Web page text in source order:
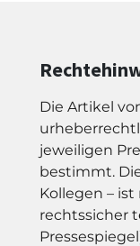
Die Artikel
jeweiligen
bestimmt.
Kollegen –
rechtssicher